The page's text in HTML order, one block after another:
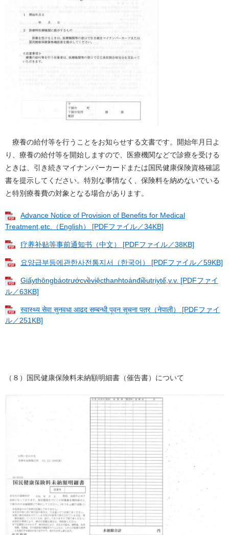
療養の給付等を行うことをお知らせする文書です。開始年月日よ
り、療養の給付等を開始しますので、医療機関などで診療を受ける
ときは、引き続きマイナンバーカードまたは国民健康保険資格確認
書を提示してください。特別な事情なく、保険料を納めないでいる
と特別療養費の対象となる場合があります。
Advance Notice of Provision of Benefits for Medical
Treatment,etc.（English） [PDFファイル／34KB]
疗养补贴等事前通知书（中文） [PDFファイル／38KB]
요양급부등에관한사전통지서（한국어） [PDFファイル／59KB]
Giấythôngbáotrướcvềviệcthanhtoánđiềutrịytế,v.v. [PDFファイ
ル／63KB]
स्वास्थ्य सेवा सुनवधा आढद सम्बन्धी पूवन सूचना पत्र（नेपाली） [PDFファイ
ル／251KB]
（８）国民健康保険料未納額明細書（催告書）について